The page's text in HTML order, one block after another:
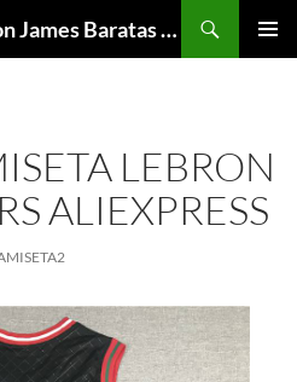
Camisetas Lakers | Lebron James Baratas 2024 – Micamisetanba
LEBRON
ALIEXPRESS